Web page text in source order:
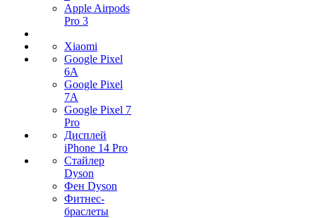
Apple Airpods
Pro 3
Xiaomi
Google Pixel
6A
Google Pixel
7А
Google Pixel 7
Pro
Дисплей
iPhone 14 Pro
Стайлер
Dyson
Фен Dyson
Фитнес-
браслеты